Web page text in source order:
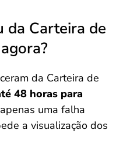
da Carteira de
da Carteira de
48 horas para
uma falha
a visualização dos